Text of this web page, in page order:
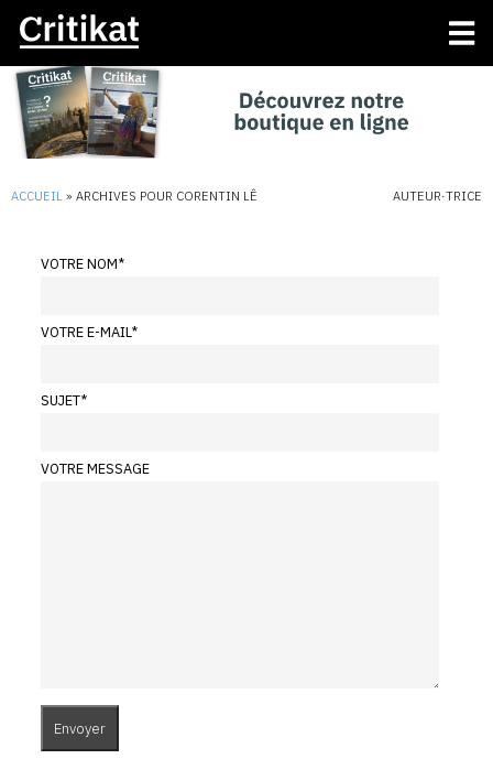
ACCUEIL » ARCHIVES POUR CORENTIN LÊ AUTEUR·TRICE
VOTRE NOM*
VOTRE E-MAIL*
SUJET*
VOTRE MESSAGE